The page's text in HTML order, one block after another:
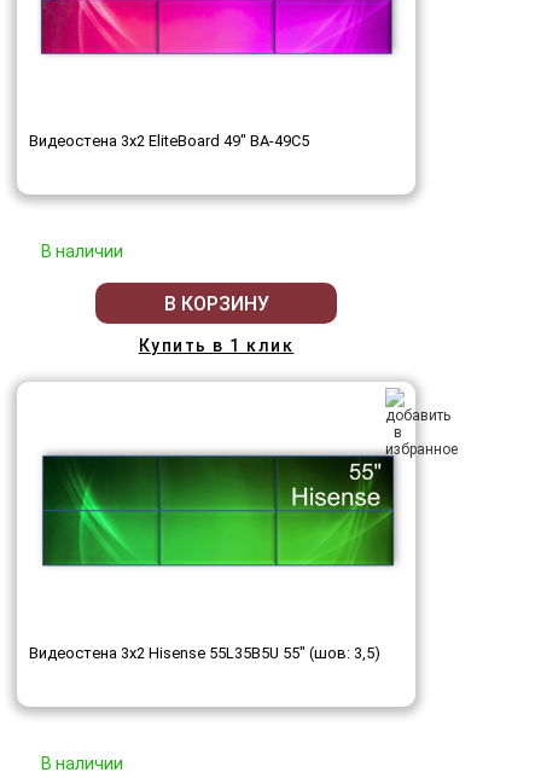
Видеостена 3x2 EliteBoard 49" BA-49C5
В наличии
В КОРЗИНУ
Купить в 1 клик
Видеостена 3x2 Hisense 55L35B5U 55" (шов: 3,5)
В наличии